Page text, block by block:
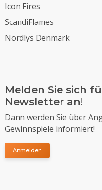
Icon Fires
ScandiFlames
Nordlys Denmark
Melden Sie sich
Newsletter an!
Dann werden Sie über
Gewinnspiele informiert!
Anmelden